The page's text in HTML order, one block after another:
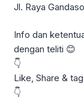
Jl. Raya
Info dan
dengan teliti 😊
👇
Like, Share &
👇